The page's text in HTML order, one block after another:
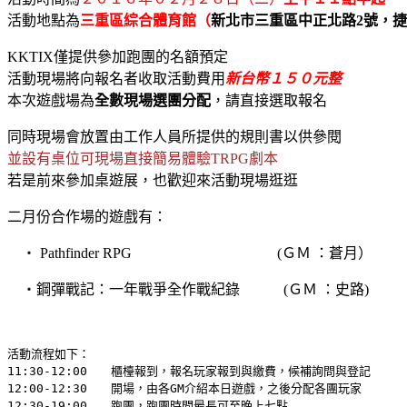
活動地點為三重區綜合體育館（新北市三重區中正北路2號，
KKTIX僅提供參加跑團的名額預定
活動現場將向報名者收取活動費用 新台幣１５０元整
本次遊戲場為全數現場選團分配 ，請直接選取報名
同時現場會放置由工作人員所提供的規則書以供參閱
並設有桌位可現場直接簡易體驗TRPG劇本
若是前來參加桌遊展，也歡迎來活動現場逛逛
二月份合作場的遊戲有：
‧ Pathfinder RPG (ＧＭ ：蒼月）
‧ 鋼彈戰記：一年戰爭全作戰紀錄 (ＧＭ ：史路)
活動流程如下：
11:30-12:00　　櫃檯報到，報名玩家報到與繳費，候補詢問與登記
12:00-12:30　　開場，由各GM介紹本日遊戲，之後分配各團玩家